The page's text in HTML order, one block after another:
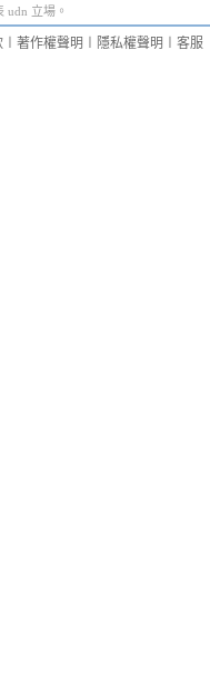
udn 立場。
著作權聲明 隱私權聲明 客服